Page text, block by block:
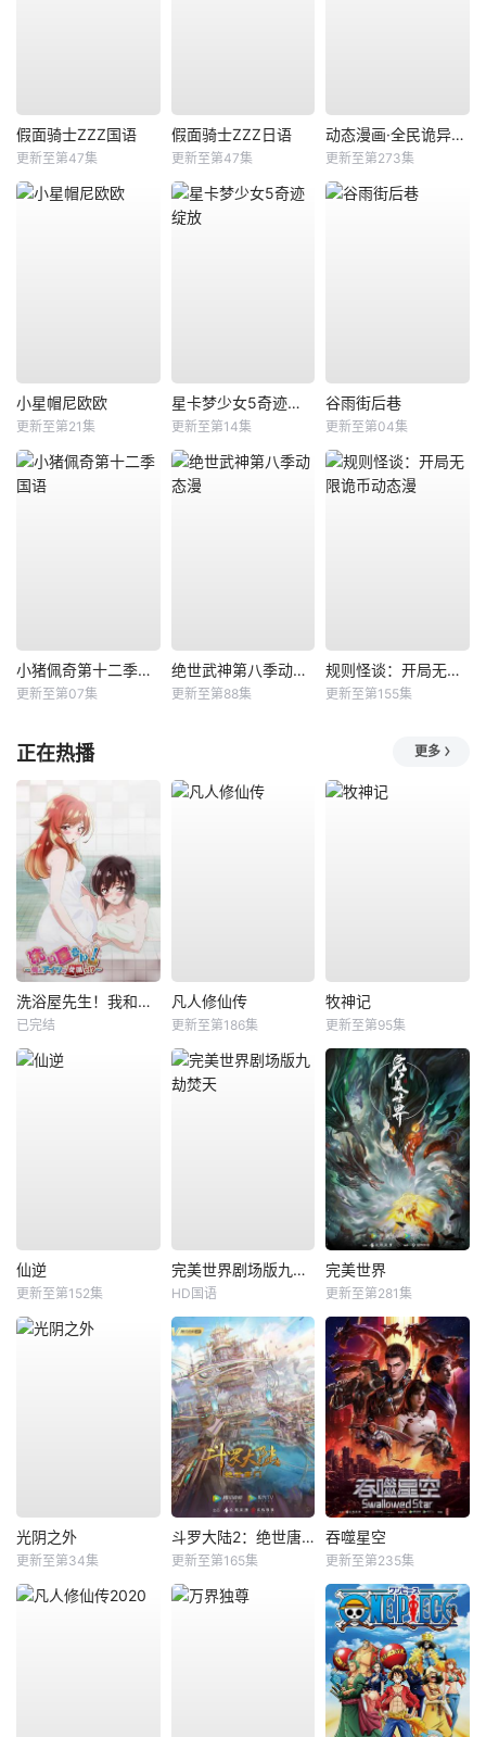
假面骑士ZZZ国语
更新至第47集
假面骑士ZZZ日语
更新至第47集
动态漫画·全民诡异：开局掌握零元购
更新至第273集
小星帽尼欧欧
更新至第21集
星卡梦少女5奇迹绽放
更新至第14集
谷雨街后巷
更新至第04集
小猪佩奇第十二季国语
更新至第07集
绝世武神第八季动态漫
更新至第88集
规则怪谈：开局无限诡币动态漫
更新至第155集
正在热播 更多
洗浴屋先生！我和那家伙在女浴池！？
已完结
凡人修仙传
更新至第186集
牧神记
更新至第95集
仙逆
更新至第152集
完美世界剧场版九劫焚天
HD国语
完美世界
更新至第281集
光阴之外
更新至第34集
斗罗大陆2：绝世唐门
更新至第165集
吞噬星空
更新至第235集